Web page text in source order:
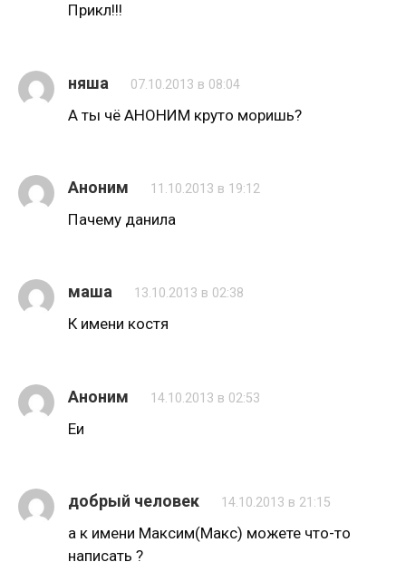
Прикл!!!
няша 07.10.2013 в 08:04
А ты чё АНОНИМ круто моришь?
Аноним 11.10.2013 в 19:12
Пачему данила
маша 13.10.2013 в 02:38
К имени костя
Аноним 14.10.2013 в 02:53
Еи
добрый человек 14.10.2013 в 21:15
а к имени Максим(Макс) можете что-то
написать ?